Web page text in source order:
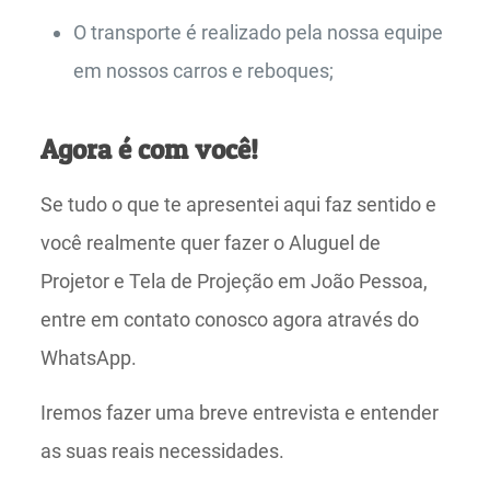
O transporte é realizado pela nossa equipe
em nossos carros e reboques;
Agora é com você!
Se tudo o que te apresentei aqui faz sentido e
você realmente quer fazer o Aluguel de
Projetor e Tela de Projeção em João Pessoa,
entre em contato conosco agora através do
WhatsApp.
Iremos fazer uma breve entrevista e entender
as suas reais necessidades.